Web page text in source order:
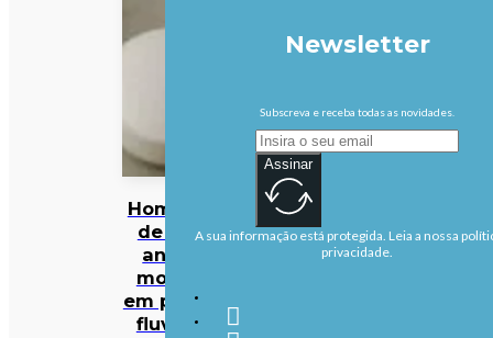
Homem
de 40
anos
morre
em praia
fluvial
Newsletter
Subscreva e receba todas as novidades.
Assinar
A sua informação está protegida. Leia a nossa
privacidade.